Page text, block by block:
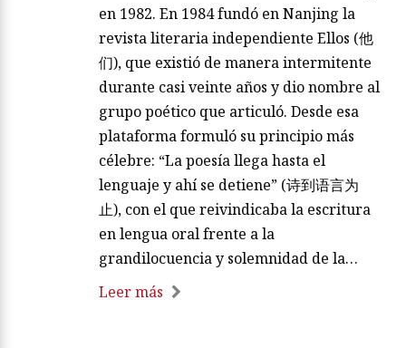
en 1982. En 1984 fundó en Nanjing la
revista literaria independiente Ellos (他
们), que existió de manera intermitente
durante casi veinte años y dio nombre al
grupo poético que articuló. Desde esa
plataforma formuló su principio más
célebre: “La poesía llega hasta el
lenguaje y ahí se detiene” (诗到语言为
止), con el que reivindicaba la escritura
en lengua oral frente a la
grandilocuencia y solemnidad de la…
Leer más